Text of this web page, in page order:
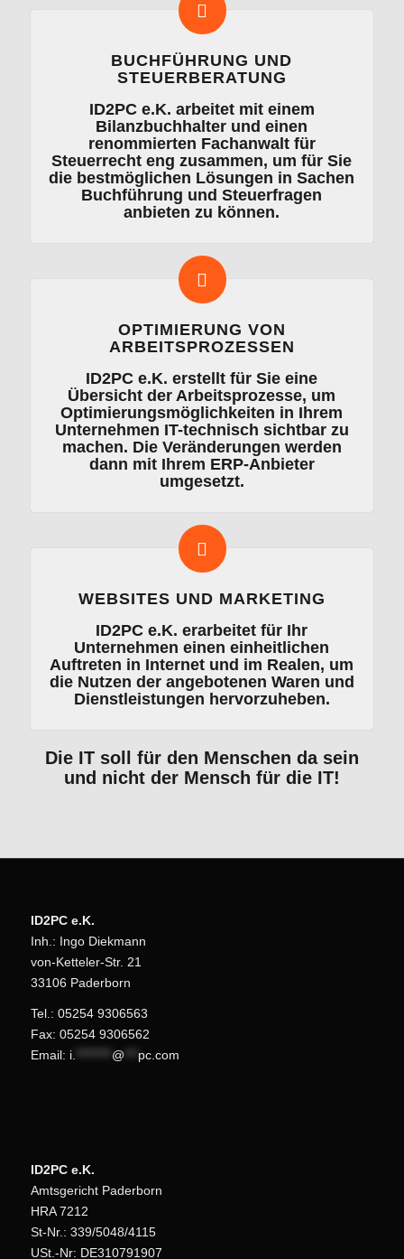
BUCHFÜHRUNG UND
STEUERBERATUNG
ID2PC e.K. arbeitet mit einem
Bilanzbuchhalter und einen
renommierten Fachanwalt für
Steuerrecht eng zusammen, um für Sie
die bestmöglichen Lösungen in Sachen
Buchführung und Steuerfragen
anbieten zu können.
OPTIMIERUNG VON
ARBEITSPROZESSEN
ID2PC e.K. erstellt für Sie eine
Übersicht der Arbeitsprozesse, um
Optimierungsmöglichkeiten in Ihrem
Unternehmen IT-technisch sichtbar zu
machen. Die Veränderungen werden
dann mit Ihrem ERP-Anbieter
umgesetzt.
WEBSITES UND MARKETING
ID2PC e.K. erarbeitet für Ihr
Unternehmen einen einheitlichen
Auftreten in Internet und im Realen, um
die Nutzen der angebotenen Waren und
Dienstleistungen hervorzuheben.
Die IT soll für den Menschen da sein
und nicht der Mensch für die IT!
ID2PC e.K.
Inh.: Ingo Diekmann
von-Ketteler-Str. 21
33106 Paderborn
Tel.: 05254 9306563
Fax: 05254 9306562
Email: i. @ pc.com
ID2PC e.K.
Amtsgericht Paderborn
HRA 7212
St-Nr.: 339/5048/4115
USt.-Nr: DE310791907